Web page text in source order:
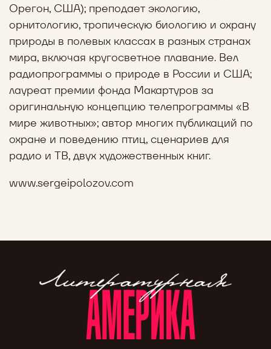
Орегон, США); преподает экологию,
орнитологию, тропическую биологию и охрану
природы в полевых классах в разных странах
мира, включая кругосветное плавание. Вел
радиопрограммы о природе в России и США;
лауреат премии фонда Макартуров за
оригинальную концепцию телепрограммы «В
мире животных»; автор многих публикаций по
охране и поведению птиц, сценариев для
радио и ТВ, двух художественных книг.
www.sergeipolozov.com